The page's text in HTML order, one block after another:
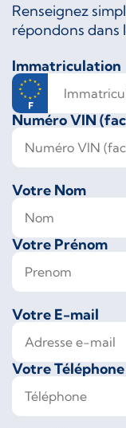
Renseignez
répondons dans
Immatriculation
Numéro VIN
Votre Nom
Votre Prénom
Votre E-mail
Votre Téléphone